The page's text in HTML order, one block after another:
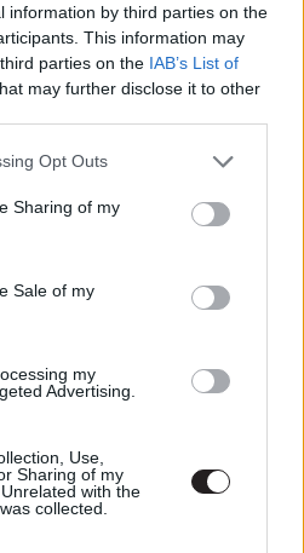
information by third parties on the
This information may
parties on the IAB’s List of
may further disclose it to other
app uses one or more Google
behaviour. You may click to
and its third-party tags to
purposes in below Google
Opt Outs
Sharing of my
Sale of my
my
Advertising.
Use,
Sharing of my
with the
collected.
#marvel #képregény
is visszatér a